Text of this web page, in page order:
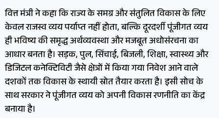
वित्त मंत्री ने कहा कि राज्य के समग्र और संतुलित विकास के लिए
केवल राजस्व व्यय पर्याप्त नहीं होता, बल्कि दूरदर्शी पूंजीगत व्यय
ही भविष्य की समृद्ध अर्थव्यवस्था और मजबूत अधोसंरचना का
आधार बनता है। सड़क, पुल, सिंचाई, बिजली, शिक्षा, स्वास्थ्य और
डिजिटल कनेक्टिविटी जैसे क्षेत्रों में किया गया निवेश आने वाले
दशकों तक विकास के स्थायी स्रोत तैयार करता है। इसी सोच के
साथ सरकार ने पूंजीगत व्यय को अपनी विकास रणनीति का केंद्र
बनाया है।